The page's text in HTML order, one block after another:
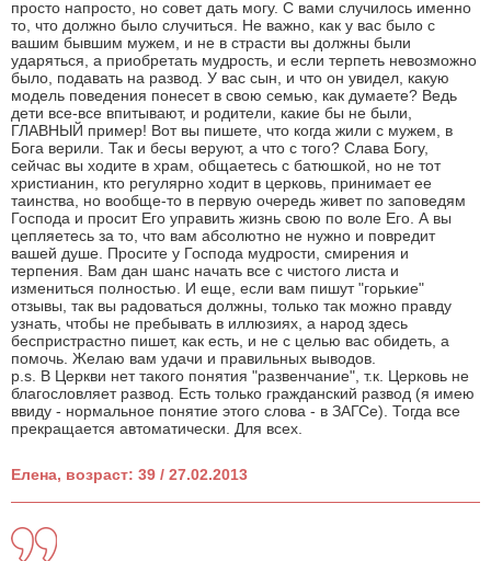
просто напросто, но совет дать могу. С вами случилось именно
то, что должно было случиться. Не важно, как у вас было с
вашим бывшим мужем, и не в страсти вы должны были
ударяться, а приобретать мудрость, и если терпеть невозможно
было, подавать на развод. У вас сын, и что он увидел, какую
модель поведения понесет в свою семью, как думаете? Ведь
дети все-все впитывают, и родители, какие бы не были,
ГЛАВНЫЙ пример! Вот вы пишете, что когда жили с мужем, в
Бога верили. Так и бесы веруют, а что с того? Слава Богу,
сейчас вы ходите в храм, общаетесь с батюшкой, но не тот
христианин, кто регулярно ходит в церковь, принимает ее
таинства, но вообще-то в первую очередь живет по заповедям
Господа и просит Его управить жизнь свою по воле Его. А вы
цепляетесь за то, что вам абсолютно не нужно и повредит
вашей душе. Просите у Господа мудрости, смирения и
терпения. Вам дан шанс начать все с чистого листа и
измениться полностью. И еще, если вам пишут "горькие"
отзывы, так вы радоваться должны, только так можно правду
узнать, чтобы не пребывать в иллюзиях, а народ здесь
беспристрастно пишет, как есть, и не с целью вас обидеть, а
помочь. Желаю вам удачи и правильных выводов.
p.s. В Церкви нет такого понятия "развенчание", т.к. Церковь не
благословляет развод. Есть только гражданский развод (я имею
ввиду - нормальное понятие этого слова - в ЗАГСе). Тогда все
прекращается автоматически. Для всех.
Елена, возраст: 39 / 27.02.2013